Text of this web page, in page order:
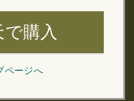
で購入
ページへ